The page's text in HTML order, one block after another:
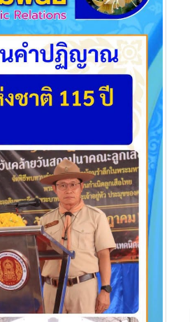
ประกาศวิทยาลัยเทคนิ